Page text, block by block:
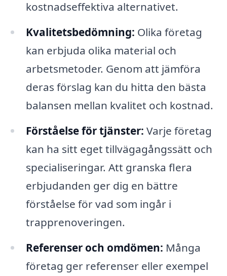
kostnadseffektiva alternativet.
Kvalitetsbedömning: Olika företag
kan erbjuda olika material och
arbetsmetoder. Genom att jämföra
deras förslag kan du hitta den bästa
balansen mellan kvalitet och kostnad.
Förståelse för tjänster: Varje företag
kan ha sitt eget tillvägagångssätt och
specialiseringar. Att granska flera
erbjudanden ger dig en bättre
förståelse för vad som ingår i
trapprenoveringen.
Referenser och omdömen: Många
företag ger referenser eller exempel